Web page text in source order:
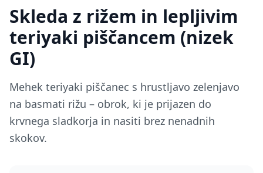
Skleda z rižem in lepljivim
teriyaki piščancem (nizek
GI)
Mehek teriyaki piščanec s hrustljavo zelenjavo
na basmati rižu – obrok, ki je prijazen do
krvnega sladkorja in nasiti brez nenadnih
skokov.